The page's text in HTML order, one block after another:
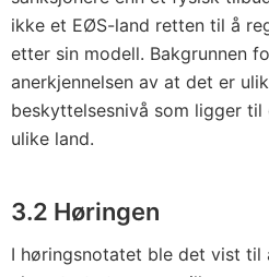
ikke et EØS-land retten til å
etter sin modell. Bakgrunnen
anerkjennelsen av at det er
beskyttelsesnivå som ligger
ulike land.
3.2 Høringen
I høringsnotatet ble det vist til